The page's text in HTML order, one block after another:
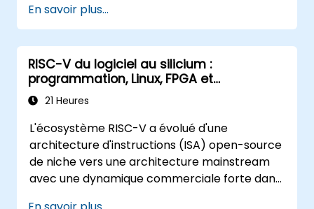
Entraîner, optimiser et déployer des
modèles d'IA sur des microcontrôleurs à
faible consommation.
Utiliser TensorFlow Lite et Edge Impulse
pour mettre en œuvre des applications
TinyML réelles.
l'efficacité énergétique et les contraintes
de mémoire.
En savoir plus...
RISC-V du logiciel au silicium :
programmation, Linux, FPGA et
applications IA
21 Heures
L'écosystème RISC-V a évolué d'une
architecture d'instructions (ISA) open-source
de niche vers une architecture mainstream
avec une dynamique commerciale forte dans